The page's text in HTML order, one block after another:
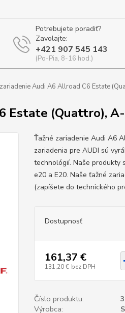
Potrebujete poradiť?
Zavolajte:
+421 907 545 143
(Po-Pia, 8-16 hod.)
Audi A6 Allroad C6 Estate
Estate (Quattro),
Ťažné zariadenie Audi A6
zariadenia pre AUDI sú
technológií. Naše produkty
e20 a E20. Naše ťažné
(zapíšete do technického
Dostupnosť
161,37 €
131,20 € bez DPH
Číslo produktu:
Výrobca: